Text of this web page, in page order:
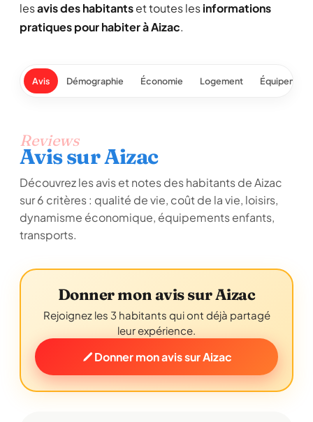
lesavis des habitantset toutes lesinformations
pratiques pour habiter à Aizac.
Avis Démographie Économie Logement
Reviews
Avis sur Aizac
Découvrez les avis et notes des habitants de Aizac
sur 6 critères : qualité de vie, coût de la vie, loisirs,
dynamisme économique, équipements enfants,
transports.
Donner mon avis sur Aizac
Rejoignez les 3 habitants qui ont déjà partagé
leur expérience.
Donner mon avis sur Aizac